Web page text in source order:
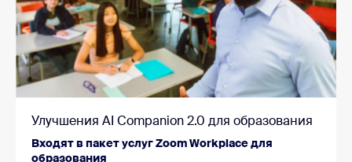
Улучшения AI Companion 2.0 для образования
Входят в пакет услуг Zoom Workplace для
образования